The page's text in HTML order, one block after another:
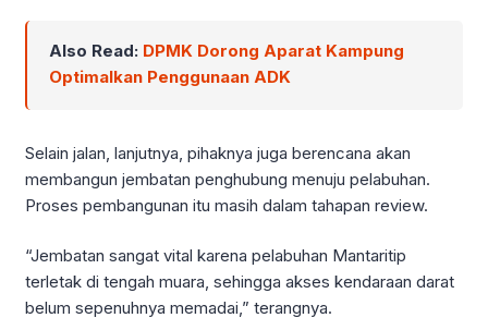
Also Read: DPMK Dorong Aparat Kampung
Optimalkan Penggunaan ADK
Selain jalan, lanjutnya, pihaknya juga berencana akan
membangun jembatan penghubung menuju pelabuhan.
Proses pembangunan itu masih dalam tahapan review.
“Jembatan sangat vital karena pelabuhan Mantaritip
terletak di tengah muara, sehingga akses kendaraan darat
belum sepenuhnya memadai,” terangnya.